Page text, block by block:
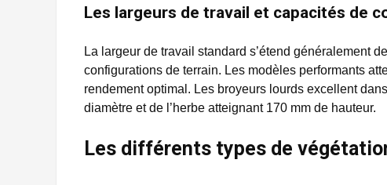
Les largeurs de travail et capacités de
La largeur de travail standard s’étend généralement
configurations de terrain. Les modèles performants
rendement optimal. Les broyeurs lourds excellent
diamètre et de l’herbe atteignant 170 mm de hauteur.
Les différents types de